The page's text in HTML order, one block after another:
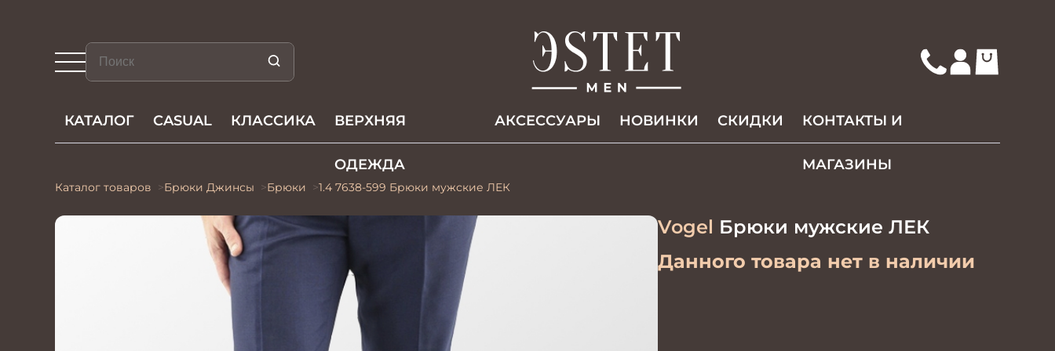
КАТАЛОГ CASUAL КЛАССИКА ВЕРХНЯЯ
ОДЕЖДА
АКCЕССУАРЫ НОВИНКИ СКИДКИ КОНТАКТЫ И
МАГАЗИНЫ
Каталог товаров Брюки Джинсы Брюки 1.4 7638-599 Брюки мужские ЛЕК
Vogel Брюки мужские ЛЕК
Данного товара нет в наличии